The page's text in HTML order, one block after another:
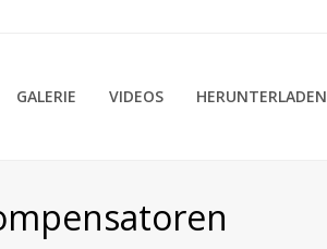
GALERIE VIDEOS HERUNTERLADEN